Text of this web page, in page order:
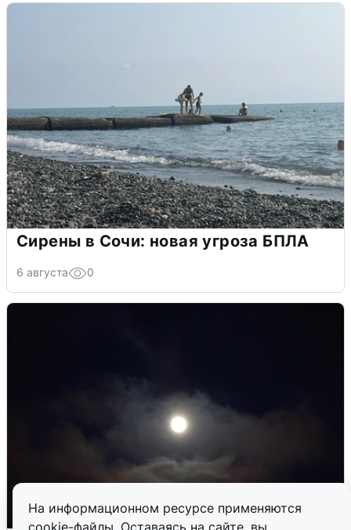
На информационном ресурсе применяются
cookie-файлы. Оставаясь на сайте, вы
Сирены в Сочи: новая угроза БПЛА
6 августа 0